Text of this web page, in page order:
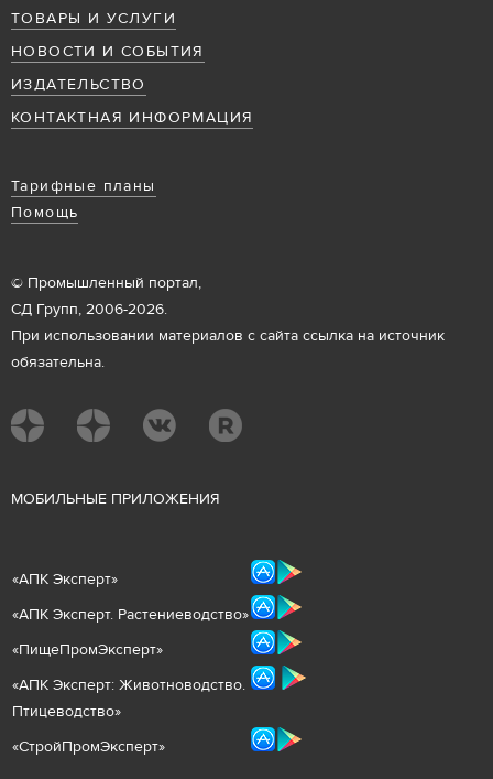
ТОВАРЫ И УСЛУГИ
НОВОСТИ И СОБЫТИЯ
ИЗДАТЕЛЬСТВО
КОНТАКТНАЯ ИНФОРМАЦИЯ
Тарифные планы
Помощь
© Промышленный портал,
СД Групп, 2006-2026.
При использовании материалов с сайта ссылка на источник
обязательна.
МОБИЛЬНЫЕ ПРИЛОЖЕНИЯ
«АПК Эксперт»
«АПК Эксперт. Растениеводство»
«ПищеПромЭксперт»
«АПК Эксперт: Животноводство.
Птицеводство»
«СтройПромЭксперт»